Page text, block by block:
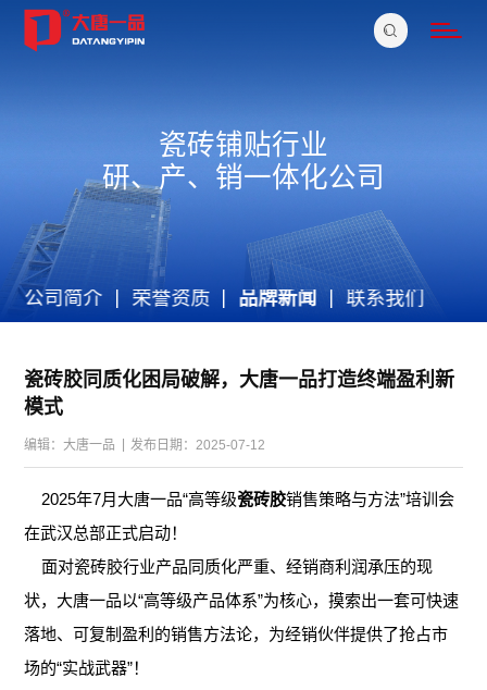
瓷砖铺贴行业
研、产、销一体化公司
公司简介 荣誉资质 品牌新闻 联系我们
瓷砖胶同质化困局破解，大唐一品打造终端盈利新
模式
编辑：大唐一品 发布日期：2025-07-12
2025年7月大唐一品“高等级瓷砖胶销售策略与方法”培训会
在武汉总部正式启动！
面对瓷砖胶行业产品同质化严重、经销商利润承压的现
状，大唐一品以“高等级产品体系”为核心，摸索出一套可快速
落地、可复制盈利的销售方法论，为经销伙伴提供了抢占市
场的“实战武器”！